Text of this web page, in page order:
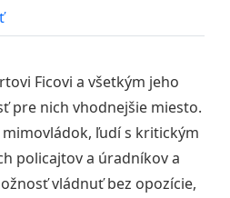
Ficovi a všetkým jeho
pre nich vhodnejšie miesto.
ľudí s kritickým
policajtov a úradníkov a
vládnuť bez opozície,